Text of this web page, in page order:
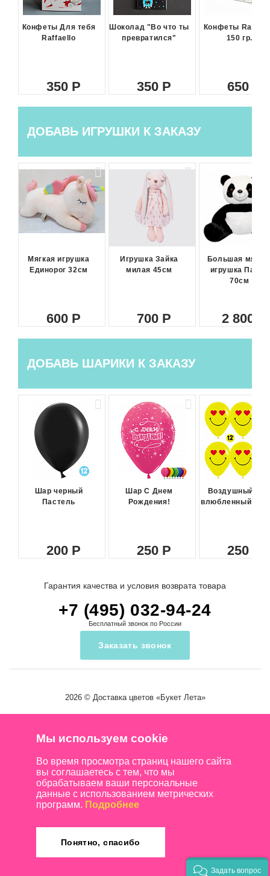
Конфеты Для тебя
Raffaello
350
Шоколад "Во что ты
превратился"
350
Конфеты
150 гр.
650
ДОБАВЬ ИГРУШКИ К ЗАКАЗУ
Мягкая игрушка
Единорог 32см
600
Игрушка Зайка
милая 45см
700
Большая
игрушка Панда
70см
2 800
ДОБАВЬ ШАРИКИ К ЗАКАЗУ
Шар черный
Пастель
200
Шар С Днем
Рождения!
250
Воздушный
влюбленный
250
Гарантия качества и условия возврата товара
+7 (495) 032-94-24
Бесплатный звонок по России
Заказать звонок
2026 © Доставка цветов«Букет Лета»
Мы используем cookie
Во время просмотра страниц нашего сайта
вы соглашаетесь с тем, что мы
обрабатываем ваши персональные
данные с использованием метрических
программ. Подробнее
Понятно, спасибо
Задать вопрос